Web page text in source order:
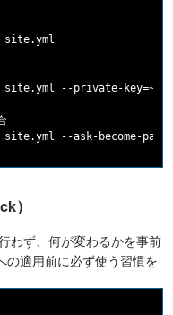
site.yml
--private-key=~/
）
わず、何が変わるかを事前
の適用前に必ず使う習慣を